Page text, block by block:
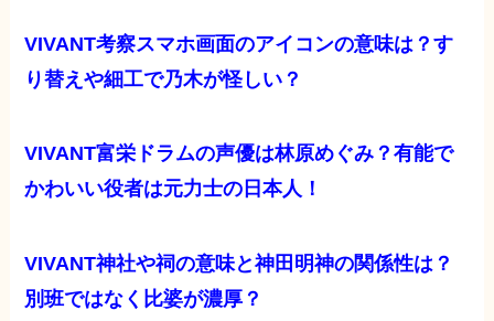
VIVANT考察スマホ画面のアイコンの意味は？す
り替えや細工で乃木が怪しい？
VIVANT富栄ドラムの声優は林原めぐみ？有能で
かわいい役者は元力士の日本人！
VIVANT神社や祠の意味と神田明神の関係性は？
別班ではなく比婆が濃厚？